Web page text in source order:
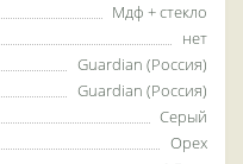
Мдф + стекло
нет
Guardian (Россия)
Guardian (Россия)
Серый
Орех